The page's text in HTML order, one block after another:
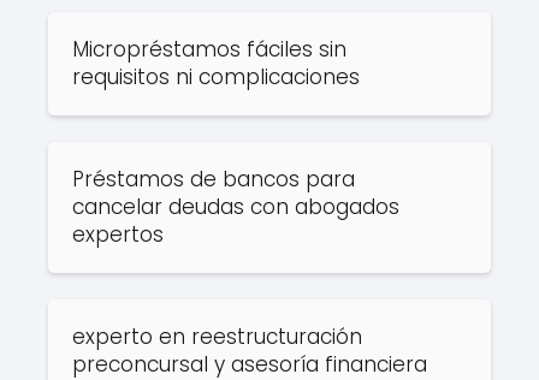
Micropréstamos fáciles sin
requisitos ni complicaciones
Préstamos de bancos para
cancelar deudas con abogados
expertos
experto en reestructuración
preconcursal y asesoría financiera